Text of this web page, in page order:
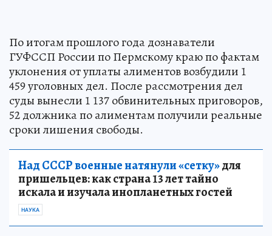
По итогам прошлого года дознаватели
ГУФССП России по Пермскому краю по фактам
уклонения от уплаты алиментов возбудили 1
459 уголовных дел. После рассмотрения дел
суды вынесли 1 137 обвинительных приговоров,
52 должника по алиментам получили реальные
сроки лишения свободы.
Над СССР военные натянули «сетку»для
пришельцев: как страна 13 лет тайно
искала и изучала инопланетных гостей
НАУКА